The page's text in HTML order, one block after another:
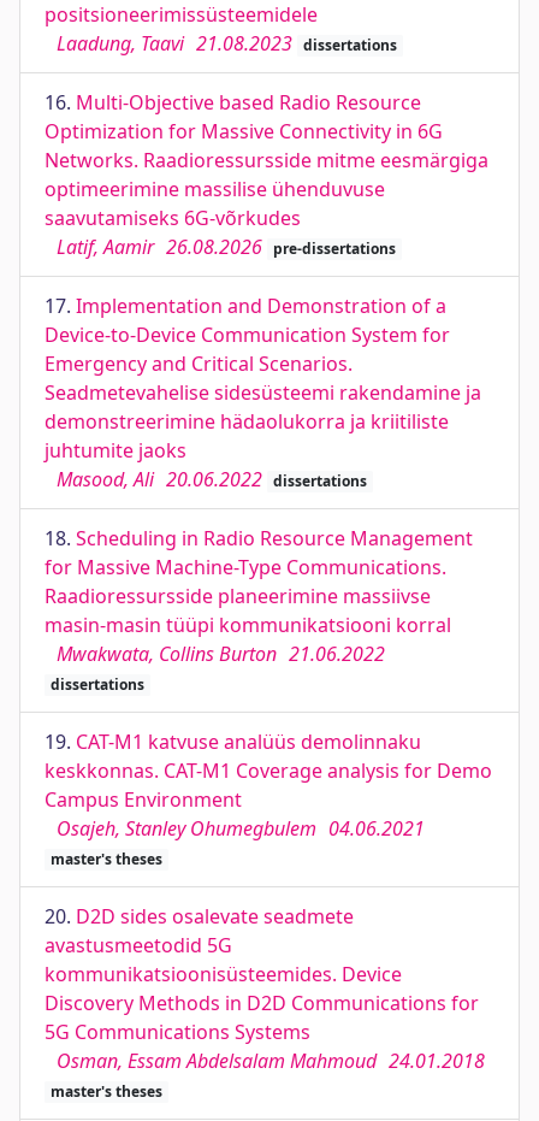
positsioneerimissüsteemidele
Laadung, Taavi 21.08.2023 dissertations
16. Multi-Objective based Radio Resource
Optimization for Massive Connectivity in 6G
Networks. Raadioressursside mitme eesmärgiga
optimeerimine massilise ühenduvuse
saavutamiseks 6G-võrkudes
Latif, Aamir 26.08.2026 pre-dissertations
17. Implementation and Demonstration of a
Device-to-Device Communication System for
Emergency and Critical Scenarios.
Seadmetevahelise sidesüsteemi rakendamine ja
demonstreerimine hädaolukorra ja kriitiliste
juhtumite jaoks
Masood, Ali 20.06.2022 dissertations
18. Scheduling in Radio Resource Management
for Massive Machine-Type Communications.
Raadioressursside planeerimine massiivse
masin-masin tüüpi kommunikatsiooni korral
Mwakwata, Collins Burton 21.06.2022
dissertations
19. CAT-M1 katvuse analüüs demolinnaku
keskkonnas. CAT-M1 Coverage analysis for Demo
Campus Environment
Osajeh, Stanley Ohumegbulem 04.06.2021
master's theses
20. D2D sides osalevate seadmete
avastusmeetodid 5G
kommunikatsioonisüsteemides. Device
Discovery Methods in D2D Communications for
5G Communications Systems
Osman, Essam Abdelsalam Mahmoud 24.01.2018
master's theses